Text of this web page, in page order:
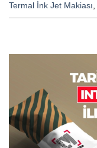
Termal İnk Jet Makiası,